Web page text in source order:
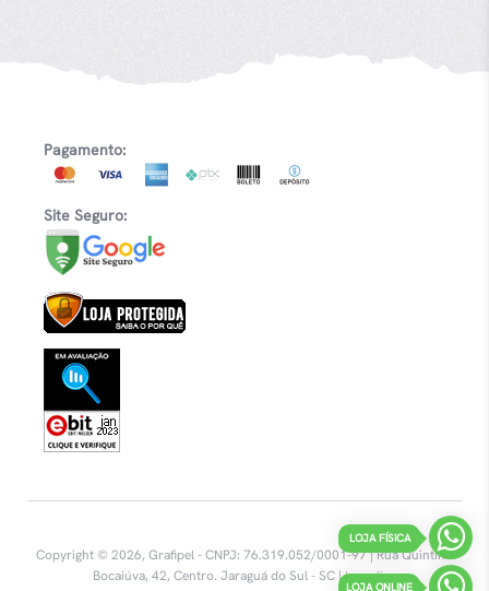
Pagamento:
Site Seguro:
Copyright © 2026, Grafipel - CNPJ: 76.319.052/0001-97 | Rua Quintino
Bocaiúva, 42, Centro. Jaraguá do Sul - SC |Inovalize
LOJA FÍSICA
LOJA ONLINE